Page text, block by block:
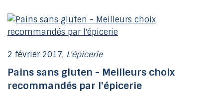
2 février 2017, L'épicerie
Pains sans gluten - Meilleurs choix
recommandés par l'épicerie